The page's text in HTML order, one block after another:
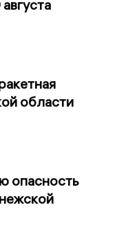
области
опасность